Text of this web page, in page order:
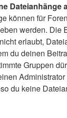
Dateianhänge
können für
werden. Die
erlaubt,
du deinen
Gruppen
du keine